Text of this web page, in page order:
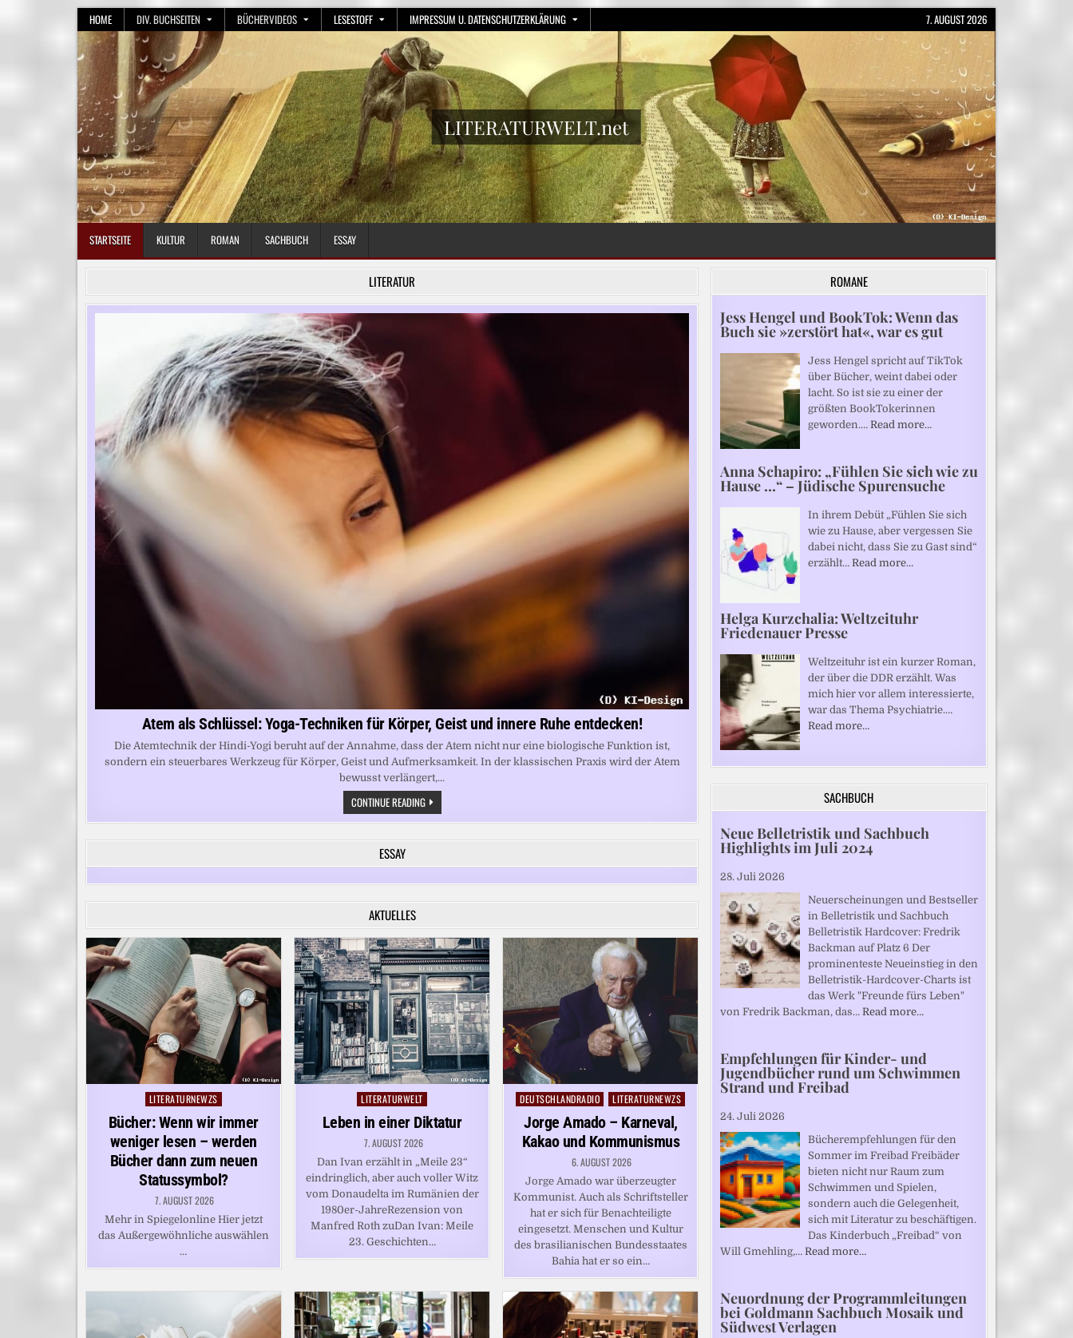
HOME DIV. BUCHSEITEN BÜCHERVIDEOS LESESTOFF IMPRESSUM U. DATENSCHUTZERKLÄRUNG 7. AUGUST 2026
LITERATURWELT.net
STARTSEITE KULTUR ROMAN SACHBUCH ESSAY
LITERATUR
Atem als Schlüssel: Yoga-Techniken für Körper, Geist und innere Ruhe entdecken!
Die Atemtechnik der Hindi-Yogi beruht auf der Annahme, dass der Atem nicht nur eine biologische Funktion ist,
sondern ein steuerbares Werkzeug für Körper, Geist und Aufmerksamkeit. In der klassischen Praxis wird der Atem
bewusst verlängert,...
CONTINUE READINGATEM
ALS
SCHLÜSSEL:
TECHNIKEN
KÖRPER,
UND
RUHE
ESSAY
AKTUELLES
Posted
LITERATURNEWZS
Bücher: Wenn wir immer
weniger lesen – werden
Bücher dann zum neuen
Statussymbol?
7. AUGUST 2026
Mehr in Spiegelonline Hier jetzt
das Außergewöhnliche auswählen
…
Posted
in
LITERATURWELT
Leben in einer Diktatur
7. AUGUST 2026
Dan Ivan erzählt in „Meile 23“
eindringlich, aber auch voller Witz
vom Donaudelta im Rumänien der
1980er-JahreRezension von
Manfred Roth zuDan Ivan: Meile
23. Geschichten…
Posted
DEUTSCHLANDRADIO LITERATURNEWZS
Jorge Amado – Karneval,
Kakao und Kommunismus
6. AUGUST 2026
Jorge Amado war überzeugter
Kommunist. Auch als Schriftsteller
hat er sich für Benachteiligte
eingesetzt. Menschen und Kultur
des brasilianischen Bundesstaates
Bahia hat er so ein…
ROMANE
Jess Hengel und BookTok: Wenn das
Buch sie »zerstört hat«, war es gut
Jess Hengel spricht auf TikTok
über Bücher, weint dabei oder
lacht. So ist sie zu einer der
größten BookTokerinnen
geworden.… Read more…
Anna Schapiro: „Fühlen Sie sich wie zu
Hause …“ – Jüdische Spurensuche
In ihrem Debüt „Fühlen Sie sich
wie zu Hause, aber vergessen Sie
dabei nicht, dass Sie zu Gast sind“
erzählt… Read more…
Helga Kurzchalia: Weltzeituhr
Friedenauer Presse
Weltzeituhr ist ein kurzer Roman,
der über die DDR erzählt. Was
mich hier vor allem interessierte,
war das Thema Psychiatrie.…
Read more…
SACHBUCH
Neue Belletristik und Sachbuch
Highlights im Juli 2024
28. Juli 2026
Neuerscheinungen und Bestseller
in Belletristik und Sachbuch
Belletristik Hardcover: Fredrik
Backman auf Platz 6 Der
prominenteste Neueinstieg in den
Belletristik-Hardcover-Charts ist
das Werk "Freunde fürs Leben"
von Fredrik Backman, das… Read more…
Empfehlungen für Kinder- und
Jugendbücher rund um Schwimmen
Strand und Freibad
24. Juli 2026
Bücherempfehlungen für den
Sommer im Freibad Freibäder
bieten nicht nur Raum zum
Schwimmen und Spielen,
sondern auch die Gelegenheit,
sich mit Literatur zu beschäftigen.
Das Kinderbuch „Freibad“ von
Will Gmehling,… Read more…
Neuordnung der Programmleitungen
bei Goldmann Sachbuch Mosaik und
Südwest Verlagen